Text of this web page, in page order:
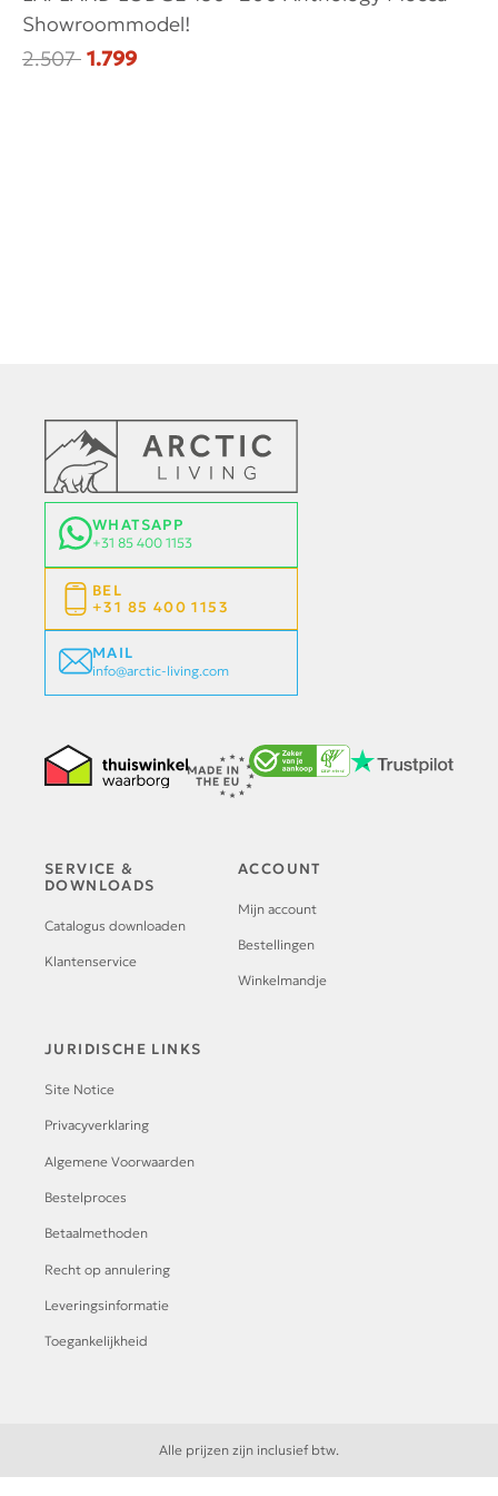
Showroommodel!
2.507 1.799
WHATSAPP
+31 85 400 1153
BEL
+31 85 400 1153
MAIL
info@arctic-living.com
SERVICE &
DOWNLOADS
Catalogus downloaden
Klantenservice
ACCOUNT
Mijn account
Bestellingen
Winkelmandje
JURIDISCHE LINKS
Site Notice
Privacyverklaring
Algemene Voorwaarden
Bestelproces
Betaalmethoden
Recht op annulering
Leveringsinformatie
Toegankelijkheid
Alle prijzen zijn inclusief btw.